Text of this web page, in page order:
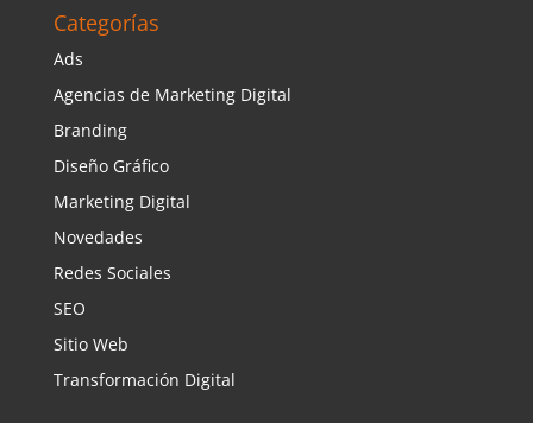
Categorías
Ads
Agencias de Marketing Digital
Branding
Diseño Gráfico
Marketing Digital
Novedades
Redes Sociales
SEO
Sitio Web
Transformación Digital